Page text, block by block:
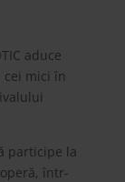
aduce
mici în
participe la
într-